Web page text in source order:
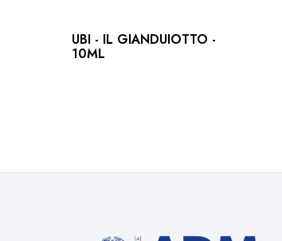
UBI - IL GIANDUIOTTO -
10ML